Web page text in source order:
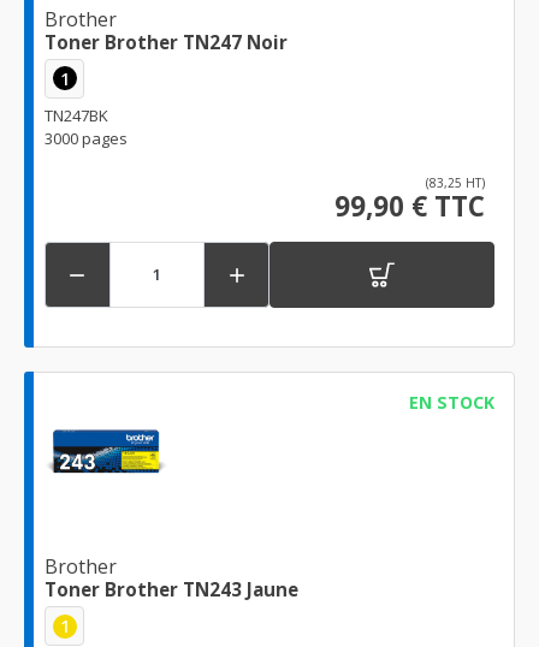
Brother
Toner Brother TN247 Noir
1
TN247BK
3000 pages
(83,25 HT)
99,90 € TTC
 
EN STOCK
Brother
Toner Brother TN243 Jaune
1